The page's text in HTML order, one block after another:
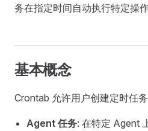
务在指定时间自动执行特定操作
基本概念
Crontab 允许用户创建定时任
Agent 任务: 在特定 Agent